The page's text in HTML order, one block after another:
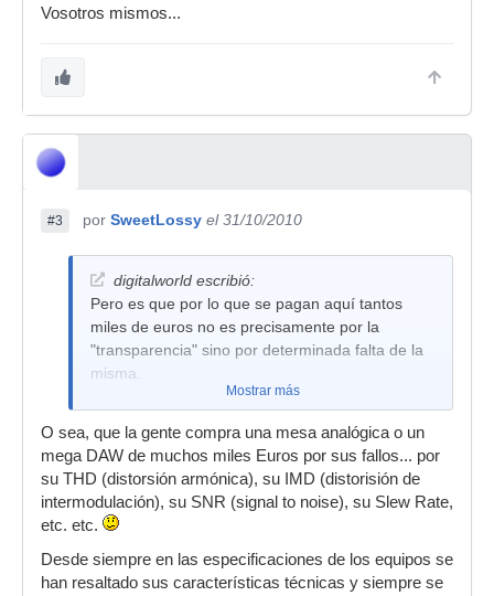
Vosotros mismos...
#3 por SweetLossy el 31/10/2010
digitalworld escribió:
Pero es que por lo que se pagan aquí tantos
miles de euros no es precisamente por la
"transparencia" sino por determinada falta de la
misma.
Mostrar más
O sea, que la gente compra una mesa analógica o un
mega DAW de muchos miles Euros por sus fallos... por
su THD (distorsión armónica), su IMD (distorisión de
intermodulación), su SNR (signal to noise), su Slew Rate,
etc. etc.
Desde siempre en las especificaciones de los equipos se
han resaltado sus características técnicas y siempre se